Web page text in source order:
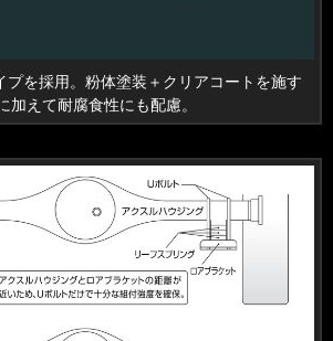
を採用。粉体塗装＋クリアコートを施す
加えて耐腐食性にも配慮。